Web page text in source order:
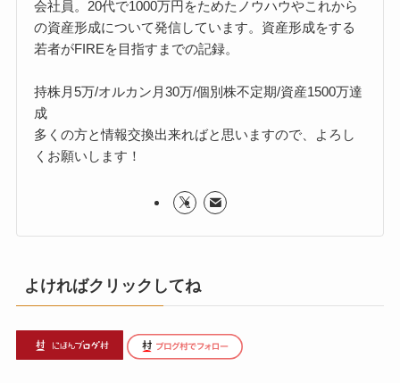
会社員。20代で1000万円をためたノウハウやこれから
の資産形成について発信しています。資産形成をする
若者がFIREを目指すまでの記録。
持株月5万/オルカン月30万/個別株不定期/資産1500万達
成
多くの方と情報交換出来ればと思いますので、よろし
くお願いします！
よければクリックしてね